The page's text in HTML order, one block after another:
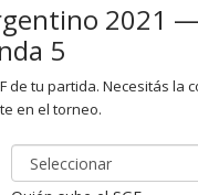
2021
5
de tu partida. Necesitás la
en el torneo.